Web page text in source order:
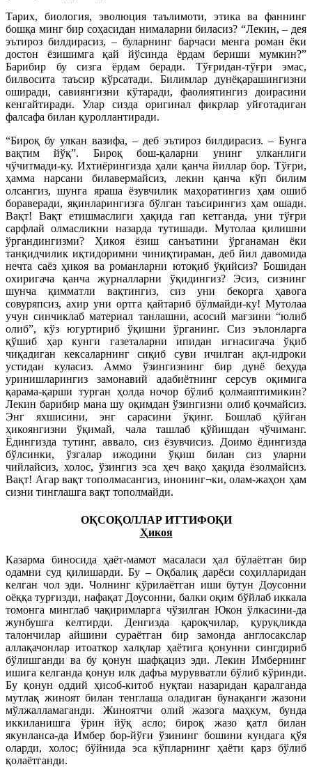
Тарих, биология, эволюция таълимоти, этика ва фаннинг
бошқа минг бир соҳасидан нималарни биласиз? “Лекин, – дея
эътироз билдирасиз, – буларнинг барчаси менга роман ёки
достон ёзишимга қай йўсинда ёрдам бериши мумкин?”
Барибир бу сизга ёрдам беради. Тўғридан-тўғри эмас,
билвосита таъсир кўрсатади. Билимлар дунёқарашингизни
оширади, савиянгизни кўтаради, фаолиятингиз доирасини
кенгайтиради. Улар сизда оригинал фикрлар уйғотадиган
фалсафа билан қуроллантиради.
“Бироқ бу улкан вазифа, – деб эътироз билдирасиз. – Бунга
вақтим йўқ”. Бироқ бош-қаларни унинг улканлиги
чўчитмади-ку. Ихтиёрингизда ҳали қанча йиллар бор. Тўғри,
ҳамма нарсани билавермайсиз, лекин қанча кўп билим
олсангиз, шунга яраша ёзувчилик маҳоратингиз ҳам ошиб
бораверади, яқинларингизга бўлган таъсирингиз ҳам ошади.
Вақт! Вақт етишмаслиги ҳақида гап кетганда, уни тўғри
сарфлай олмасликни назарда тутишади. Мутолаа қилишни
ўргандингизми? Ҳикоя ёзиш санъатини ўрганаман ёки
танқидчилик иқтидоримни чиниқтираман, деб йил давомида
нечта саёз ҳикоя ва романларни ютоқиб ўқийсиз? Бошидан
охиригача қанча журналларни ўқидингиз? Эсиз, сизнинг
шунча қимматли вақтингиз, сиз уни бекорга ҳавога
совуряпсиз, ахир уни ортга қайтариб бўлмайди-ку! Мутолаа
учун синчиклаб материал танлашни, асосий мағзини “юлиб
олиб”, кўз югуртириб ўқишни ўрганинг. Сиз эълонларга
қўшиб ҳар кунги газеталарни ипидан игнасигача ўқиб
чиқадиган кексаларнинг сиқиб суви ичилган ақл-идроки
устидан куласиз. Аммо ўзингизнинг бир дунё беҳуда
уринишларингиз замонавий адабиётнинг серсув оқимига
қарама-қарши турган ҳолда ночор бўлиб қолмаяптимикин?
Лекин барибир мана шу оқимдан ўзингизни олиб қочмайсиз.
Энг яхшисини, энг сарасини ўқинг. Бошлаб қўйган
ҳикоянгизни ўқимай, чала ташлаб қўйишдан чўчиманг.
Ёдингизда тутинг, аввало, сиз ёзувчисиз. Доимо ёдингизда
бўлсинки, ўзгалар ижодини ўқиш билан сиз уларни
чийлайсиз, холос, ўзингиз эса ҳеч вақо ҳақида ёзолмайсиз.
Вақт! Агар вақт тополмасангиз, инонинг¬ки, олам-жаҳон ҳам
сизни тинглашга вақт тополмайди.
ОҚСОҚОЛЛАР ИТТИФОҚИ
Ҳикоя
Казарма биносида ҳаёт-мамот масаласи ҳал бўлаётган бир
одамни суд қилишарди. Бу – Оқбалиқ дарёси соҳилларидан
келган чол эди. Чолнинг кўрилаётган иши бутун Доусонни
оёққа турғизди, нафақат Доусонни, балки оқим бўйлаб иккала
томонга минглаб чақиримларга чўзилган Юкон ўлкасини-да
жунбушга келтирди. Денгизда қароқчилар, қуруқликда
талончилар айшини сураётган бир замонда англосакслар
аллақачонлар итоаткор халқлар ҳаётига қонунни сингдириб
бўлишганди ва бу қонун шафқациз эди. Лекин Имбернинг
ишига келганда қонун илк дафъа мурувватли бўлиб кўринди.
Бу қонун оддий ҳисоб-китоб нуқтаи назаридан қаралганда
мутлақ жиноят билан тенглаша оладиган бунақанги жазони
мўлжалламаганди. Жиноятчи олий жазога маҳкум, бунда
иккиланишга ўрин йўқ асло; бироқ жазо қатл билан
якунланса-да Имбер бор-йўғи ўзининг бошини кундага қўя
оларди, холос; бўйнида эса кўпларнинг ҳаёти қарз бўлиб
қолаётганди.